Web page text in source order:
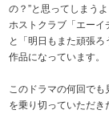
の？”と思ってしまう
ホストクラブ「エー
と「明日もまた頑張
作品になっています。
このドラマの何回で
を乗り切っていただ